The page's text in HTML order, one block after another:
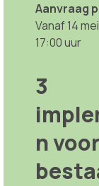
Aanvraag
Vanaf 14
17:00 uur
3
n